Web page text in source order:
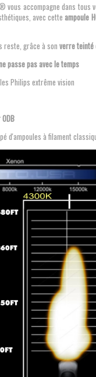
vous accompagne dans
avec cette ampoule
reste, grâce à son verre teinté
passe pas avec le temps
Philips extrême vision
d'ampoules à filament